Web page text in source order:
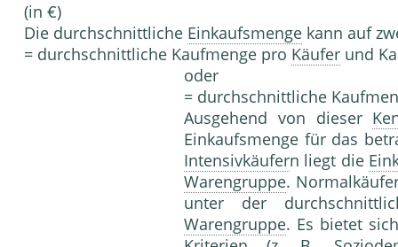
(in €)
Die durchschnittliche Einkaufsmenge kann auf
= durchschnittliche Kaufmenge pro Käufer und
oder
= durchschnittliche
Ausgehend von dieser
Einkaufs­menge für das
Intensivkäufern liegt die
Warengruppe.
unter der
Warengruppe. Es bietet